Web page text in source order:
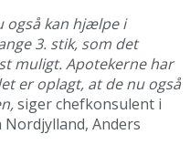
også kan hjælpe i
3. stik, som det
muligt. Apotekerne har
er oplagt, at de nu også
siger chefkonsulent i
Anders